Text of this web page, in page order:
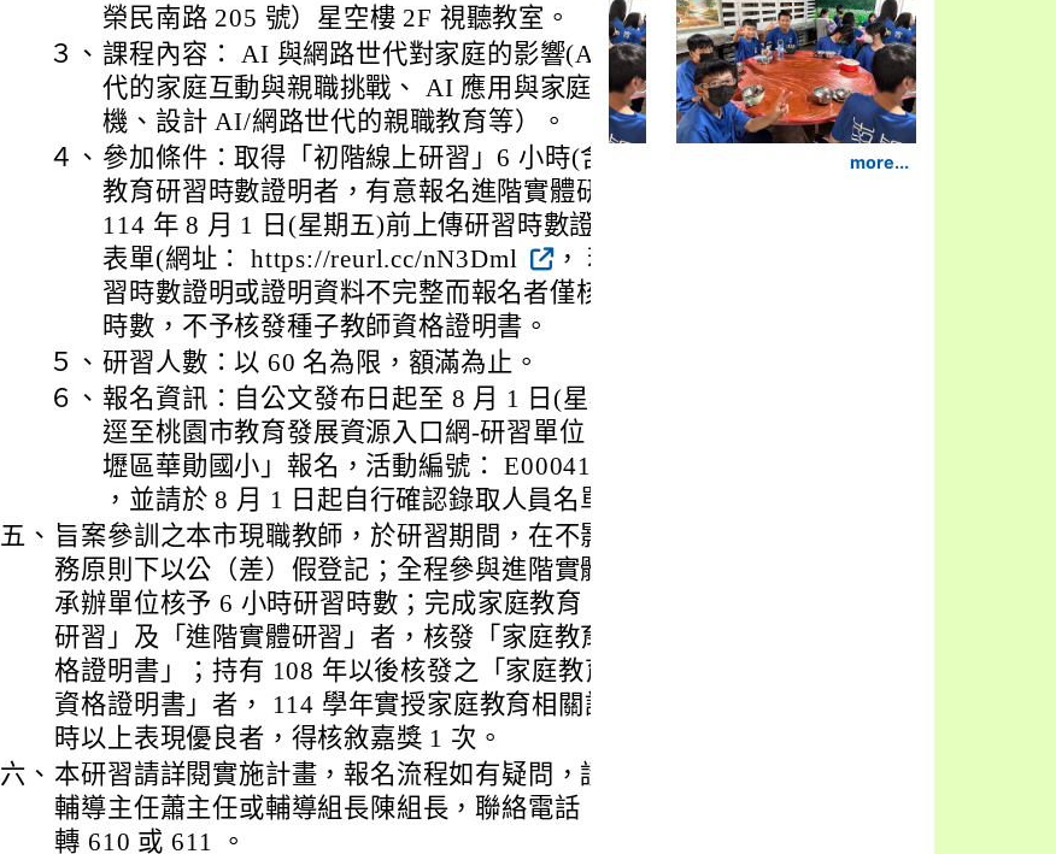
榮民南路 205 號）星空樓 2F 視聽教室。
３、 課程內容： AI 與網路世代對家庭的影響(AI 與網路世
代的家庭互動與親職挑戰、 AI 應用與家庭教育新契
機、設計 AI/網路世代的親職教育等）。
４、 參加條件：取得「初階線上研習」6 小時(含)以上家庭
教育研習時數證明者，有意報名進階實體研習者請先於
114 年 8 月 1 日(星期五)前上傳研習時數證明至 Google
表單(網址： https://reurl.cc/nN3Dml
， 若未繳交研
習時數證明或證明資料不完整而報名者僅核實給予研習
時數，不予核發種子教師資格證明書。
５、 研習人數：以 60 名為限，額滿為止。
６、 報名資訊：自公文發布日起至 8 月 1 日(星期五)止，請
逕至桃園市教育發展資源入口網-研習單位「桃園市中
壢區華勛國小」報名，活動編號： E00041-250600004
，並請於 8 月 1 日起自行確認錄取人員名單。
五、 旨案參訓之本市現職教師，於研習期間，在不影響校務及課
務原則下以公（差）假登記；全程參與進階實體研習者，由
承辦單位核予 6 小時研習時數；完成家庭教育「初階線上
研習」及「進階實體研習」者，核發「家庭教育種子教師資
格證明書」；持有 108 年以後核發之「家庭教育種子教師
資格證明書」者， 114 學年實授家庭教育相關課程達 8 小
時以上表現優良者，得核敘嘉獎 1 次。
六、 本研習請詳閱實施計畫，報名流程如有疑問，請洽華勛國小
輔導主任蕭主任或輔導組長陳組長，聯絡電話： 4661587
轉 610 或 611 。
more...